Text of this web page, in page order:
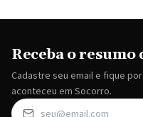
Receba o resumo
Cadastre seu email e fique
aconteceu em Socorro.